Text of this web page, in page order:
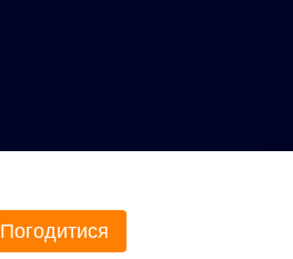
Погодитися